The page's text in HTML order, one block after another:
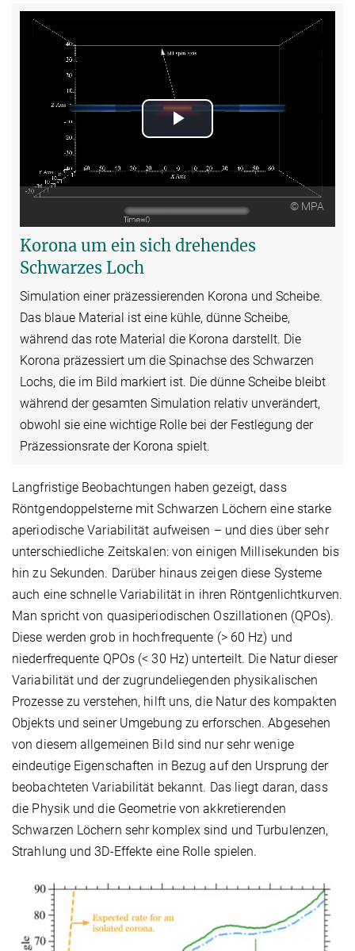
Play
Video
© MPA
Korona um ein sich drehendes
Schwarzes Loch
Simulation einer präzessierenden Korona und Scheibe.
Das blaue Material ist eine kühle, dünne Scheibe,
während das rote Material die Korona darstellt. Die
Korona präzessiert um die Spinachse des Schwarzen
Lochs, die im Bild markiert ist. Die dünne Scheibe bleibt
während der gesamten Simulation relativ unverändert,
obwohl sie eine wichtige Rolle bei der Festlegung der
Präzessionsrate der Korona spielt.
Langfristige Beobachtungen haben gezeigt, dass
Röntgendoppelsterne mit Schwarzen Löchern eine starke
aperiodische Variabilität aufweisen – und dies über sehr
unterschiedliche Zeitskalen: von einigen Millisekunden bis
hin zu Sekunden. Darüber hinaus zeigen diese Systeme
auch eine schnelle Variabilität in ihren Röntgenlichtkurven.
Man spricht von quasiperiodischen Oszillationen (QPOs).
Diese werden grob in hochfrequente (> 60 Hz) und
niederfrequente QPOs (< 30 Hz) unterteilt. Die Natur dieser
Variabilität und der zugrundeliegenden physikalischen
Prozesse zu verstehen, hilft uns, die Natur des kompakten
Objekts und seiner Umgebung zu erforschen. Abgesehen
von diesem allgemeinen Bild sind nur sehr wenige
eindeutige Eigenschaften in Bezug auf den Ursprung der
beobachteten Variabilität bekannt. Das liegt daran, dass
die Physik und die Geometrie von akkretierenden
Schwarzen Löchern sehr komplex sind und Turbulenzen,
Strahlung und 3D-Effekte eine Rolle spielen.